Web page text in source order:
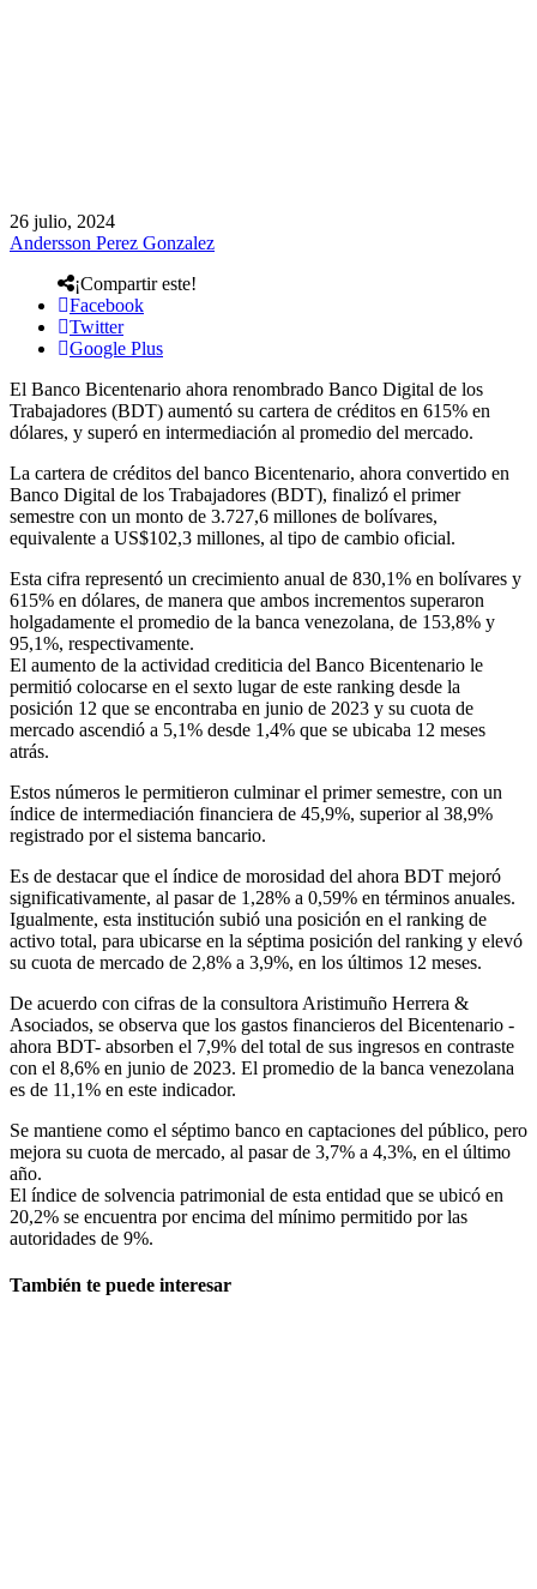
26 julio, 2024
Andersson Perez Gonzalez
¡Compartir este!
Facebook
Twitter
Google Plus
El Banco Bicentenario ahora renombrado Banco Digital de los
Trabajadores (BDT) aumentó su cartera de créditos en 615% en
dólares, y superó en intermediación al promedio del mercado.
La cartera de créditos del banco Bicentenario, ahora convertido en
Banco Digital de los Trabajadores (BDT), finalizó el primer
semestre con un monto de 3.727,6 millones de bolívares,
equivalente a US$102,3 millones, al tipo de cambio oficial.
Esta cifra representó un crecimiento anual de 830,1% en bolívares y
615% en dólares, de manera que ambos incrementos superaron
holgadamente el promedio de la banca venezolana, de 153,8% y
95,1%, respectivamente.
El aumento de la actividad crediticia del Banco Bicentenario le
permitió colocarse en el sexto lugar de este ranking desde la
posición 12 que se encontraba en junio de 2023 y su cuota de
mercado ascendió a 5,1% desde 1,4% que se ubicaba 12 meses
atrás.
Estos números le permitieron culminar el primer semestre, con un
índice de intermediación financiera de 45,9%, superior al 38,9%
registrado por el sistema bancario.
Es de destacar que el índice de morosidad del ahora BDT mejoró
significativamente, al pasar de 1,28% a 0,59% en términos anuales.
Igualmente, esta institución subió una posición en el ranking de
activo total, para ubicarse en la séptima posición del ranking y elevó
su cuota de mercado de 2,8% a 3,9%, en los últimos 12 meses.
De acuerdo con cifras de la consultora Aristimuño Herrera &
Asociados, se observa que los gastos financieros del Bicentenario -
ahora BDT- absorben el 7,9% del total de sus ingresos en contraste
con el 8,6% en junio de 2023. El promedio de la banca venezolana
es de 11,1% en este indicador.
Se mantiene como el séptimo banco en captaciones del público, pero
mejora su cuota de mercado, al pasar de 3,7% a 4,3%, en el último
año.
El índice de solvencia patrimonial de esta entidad que se ubicó en
20,2% se encuentra por encima del mínimo permitido por las
autoridades de 9%.
También te puede interesar